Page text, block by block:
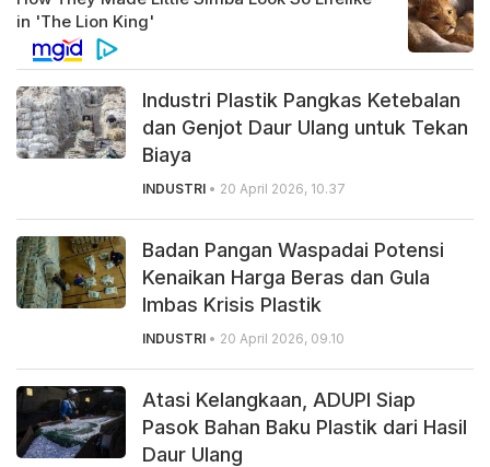
Industri Plastik Pangkas Ketebalan
dan Genjot Daur Ulang untuk Tekan
Biaya
INDUSTRI • 20 April 2026, 10.37
Badan Pangan Waspadai Potensi
Kenaikan Harga Beras dan Gula
Imbas Krisis Plastik
INDUSTRI • 20 April 2026, 09.10
Atasi Kelangkaan, ADUPI Siap
Pasok Bahan Baku Plastik dari Hasil
Daur Ulang